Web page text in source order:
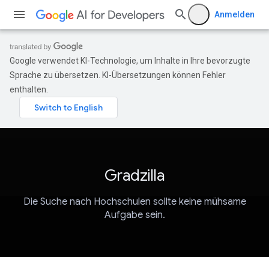
Anmelden
Google verwendet KI-Technologie, um Inhalte in Ihre bevorzugte
Sprache zu übersetzen. KI-Übersetzungen können Fehler
enthalten.
Gradzilla
Die Suche nach Hochschulen sollte keine mühsame
Aufgabe sein.